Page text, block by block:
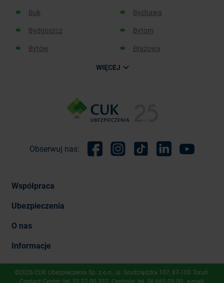
Buk
Bychawa
Bydgoszcz
Bytom
Bytów
Błażowa
WIĘCEJ
Obserwuj nas:
Współpraca
Ubezpieczenia
O nas
Informacje
©2026 CUK Ubezpieczenia Sp. z o.o., ​ul. Grudziądzka 107, 87-100 Toruń.
Contact Center: tel. 22 27 00 337 . Centrala: tel. 56 665 09 00 , e-mail: